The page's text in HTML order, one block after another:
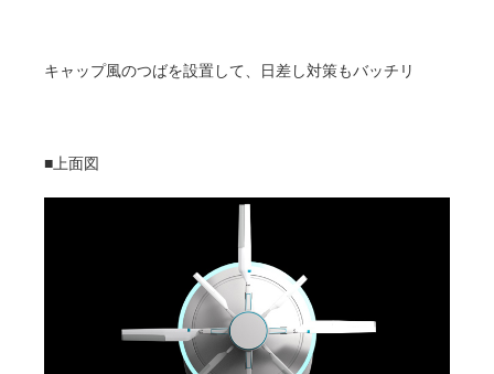
キャップ風のつばを設置して、日差し対策もバッチリ
■上面図